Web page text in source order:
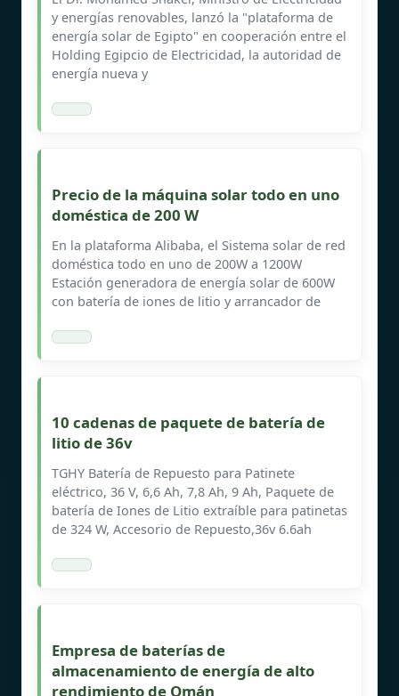
y energías renovables, lanzó la "plataforma de
energía solar de Egipto" en cooperación entre el
Holding Egipcio de Electricidad, la autoridad de
energía nueva y
Precio de la máquina solar todo en uno
doméstica de 200 W
En la plataforma Alibaba, el Sistema solar de red
doméstica todo en uno de 200W a 1200W
Estación generadora de energía solar de 600W
con batería de iones de litio y arrancador de
10 cadenas de paquete de batería de
litio de 36v
TGHY Batería de Repuesto para Patinete
eléctrico, 36 V, 6,6 Ah, 7,8 Ah, 9 Ah, Paquete de
batería de Iones de Litio extraíble para patinetas
de 324 W, Accesorio de Repuesto,36v 6.6ah
Empresa de baterías de
almacenamiento de energía de alto
rendimiento de Omán